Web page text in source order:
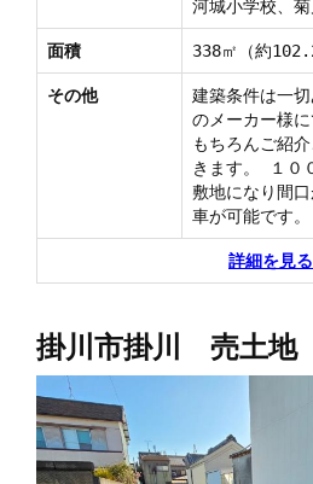
河城小学校、
面積 338㎡（約
その他
建築条件は一
のメーカー様に
もちろんご紹
きます。 １０
敷地になり間
車が可能です。
詳細を見る
掛川市掛川 売土地